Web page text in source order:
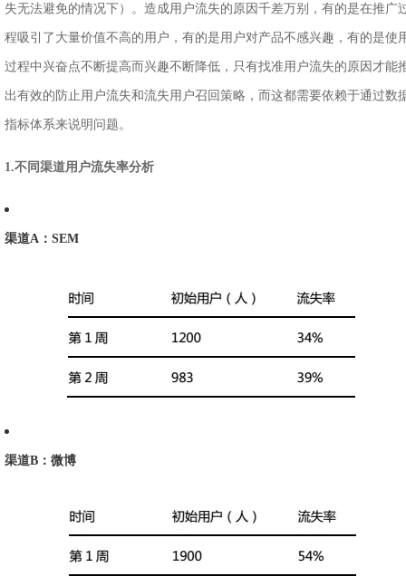
失无法避免的情况下）。造成用户流失的原因千差万别，有的是在推广
程吸引了大量价值不高的用户，有的是用户对产品不感兴趣，有的是使
过程中兴奋点不断提高而兴趣不断降低，只有找准用户流失的原因才能
出有效的防止用户流失和流失用户召回策略，而这都需要依赖于通过数
指标体系来说明问题。
1.不同渠道用户流失率分析
渠道A：SEM
渠道B：微博